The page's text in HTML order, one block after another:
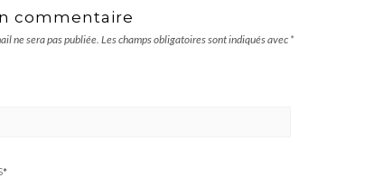
commentaire
ne sera pas publiée. Les champs obligatoires sont indiqués avec *
*